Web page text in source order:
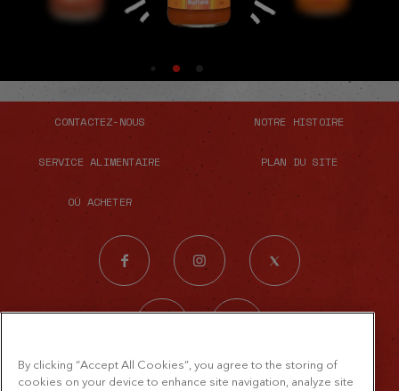
CONTACTEZ-NOUS NOTRE HISTOIRE
SERVICE ALIMENTAIRE PLAN DU SITE
OÙ ACHETER
© 2026 The French's Food Company LLC.
By clicking “Accept All Cookies”, you agree to the storing of
cookies on your device to enhance site navigation, analyze site